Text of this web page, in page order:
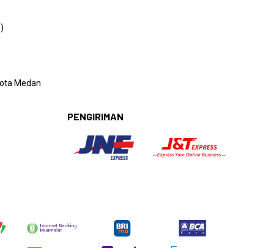
Medan
PENGIRIMAN